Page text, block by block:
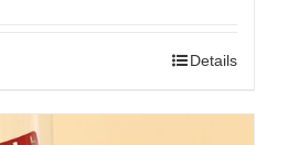
Details